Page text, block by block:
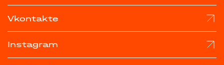
Vkontakte
Instagram